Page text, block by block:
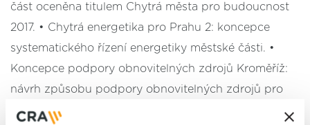
část oceněna titulem Chytrá města pro budoucnost
2017. • Chytrá energetika pro Prahu 2: koncepce
systematického řízení energetiky městské části. •
Koncepce podpory obnovitelných zdrojů Kroměříž:
návrh způsobu podpory obnovitelných zdrojů pro
občany, pro snížení závislosti města na fosilních